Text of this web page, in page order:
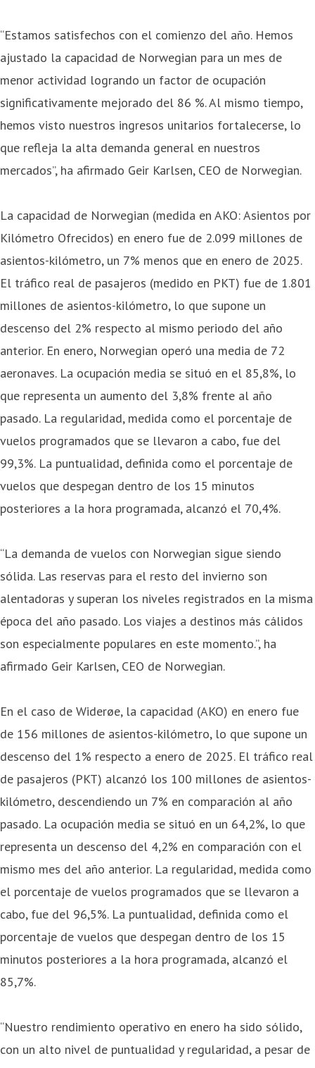
“Estamos satisfechos con el comienzo del año. Hemos
ajustado la capacidad de Norwegian para un mes de
menor actividad logrando un factor de ocupación
significativamente mejorado del 86 %. Al mismo tiempo,
hemos visto nuestros ingresos unitarios fortalecerse, lo
que refleja la alta demanda general en nuestros
mercados”, ha afirmado Geir Karlsen, CEO de Norwegian.
La capacidad de Norwegian (medida en AKO: Asientos por
Kilómetro Ofrecidos) en enero fue de 2.099 millones de
asientos-kilómetro, un 7% menos que en enero de 2025.
El tráfico real de pasajeros (medido en PKT) fue de 1.801
millones de asientos-kilómetro, lo que supone un
descenso del 2% respecto al mismo periodo del año
anterior. En enero, Norwegian operó una media de 72
aeronaves. La ocupación media se situó en el 85,8%, lo
que representa un aumento del 3,8% frente al año
pasado. La regularidad, medida como el porcentaje de
vuelos programados que se llevaron a cabo, fue del
99,3%. La puntualidad, definida como el porcentaje de
vuelos que despegan dentro de los 15 minutos
posteriores a la hora programada, alcanzó el 70,4%.
“La demanda de vuelos con Norwegian sigue siendo
sólida. Las reservas para el resto del invierno son
alentadoras y superan los niveles registrados en la misma
época del año pasado. Los viajes a destinos más cálidos
son especialmente populares en este momento.”, ha
afirmado Geir Karlsen, CEO de Norwegian.
En el caso de Widerøe, la capacidad (AKO) en enero fue
de 156 millones de asientos-kilómetro, lo que supone un
descenso del 1% respecto a enero de 2025. El tráfico real
de pasajeros (PKT) alcanzó los 100 millones de asientos-
kilómetro, descendiendo un 7% en comparación al año
pasado. La ocupación media se situó en un 64,2%, lo que
representa un descenso del 4,2% en comparación con el
mismo mes del año anterior. La regularidad, medida como
el porcentaje de vuelos programados que se llevaron a
cabo, fue del 96,5%. La puntualidad, definida como el
porcentaje de vuelos que despegan dentro de los 15
minutos posteriores a la hora programada, alcanzó el
85,7%.
“Nuestro rendimiento operativo en enero ha sido sólido,
con un alto nivel de puntualidad y regularidad, a pesar de